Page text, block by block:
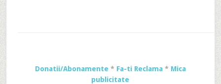
Donatii/Abonamente * Fa-ti Reclama * Mica
publicitate